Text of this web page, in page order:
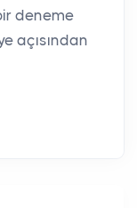
deneme
açısından